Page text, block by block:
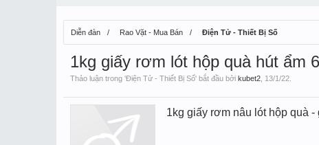
Diễn đàn Rao Vặt - Mua Bán Điện Tử - Thiết Bị Số
1kg giấy rơm lót hộp quà hút ẩm
Thảo luận trong 'Điện Tử - Thiết Bị Số' bắt đầu bởi kubet2 13/1/22
1kg giấy rơm nâu lót hộp quà